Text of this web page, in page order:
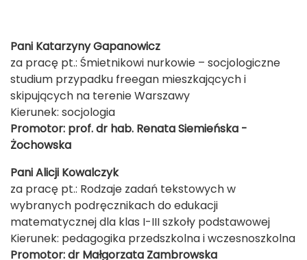
Pani Katarzyny Gapanowicz
za pracę pt.: Śmietnikowi nurkowie – socjologiczne
studium przypadku freegan mieszkających i
skipujących na terenie Warszawy
Kierunek: socjologia
Promotor: prof. dr hab. Renata Siemieńska -
Żochowska
Pani Alicji Kowalczyk
za pracę pt.: Rodzaje zadań tekstowych w
wybranych podręcznikach do edukacji
matematycznej dla klas I-III szkoły podstawowej
Kierunek: pedagogika przedszkolna i wczesnoszkolna
Promotor: dr Małgorzata Zambrowska